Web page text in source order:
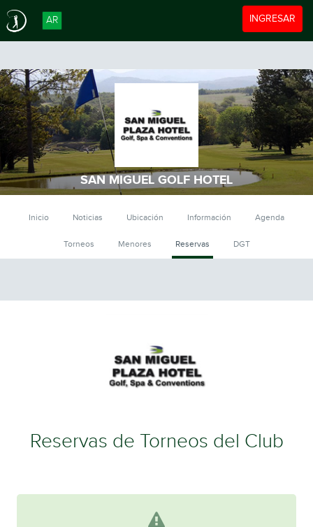
Toggle
INGRESAR
AR
SAN MIGUEL GOLF HOTEL
Inicio Noticias Ubicación Información Agenda
Torneos Menores Reservas DGT
Reservas de Torneos del Club